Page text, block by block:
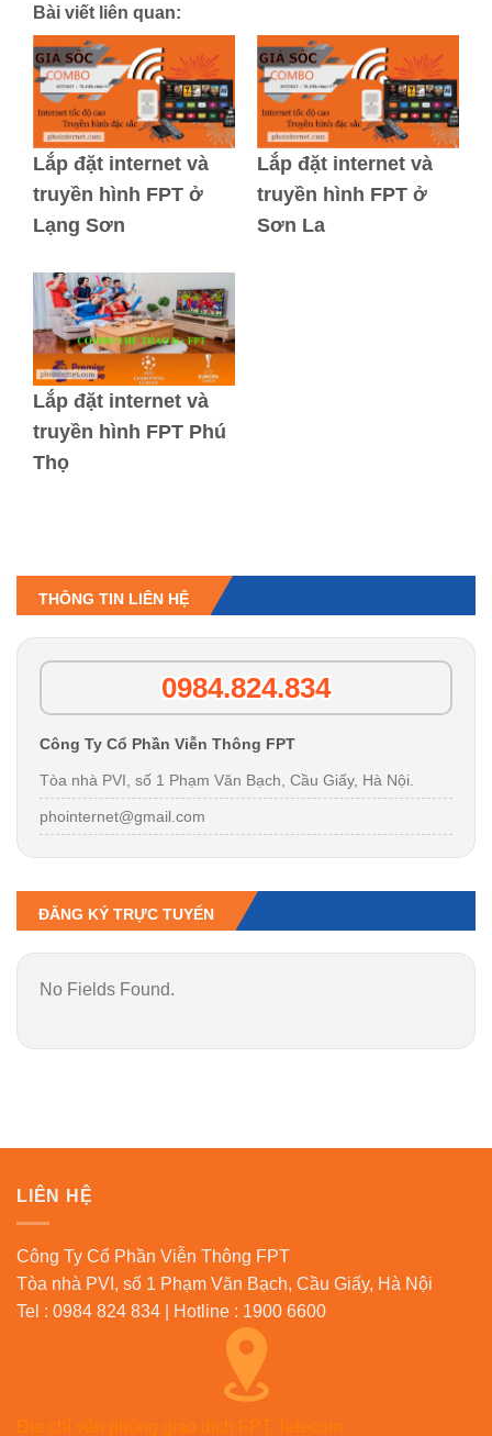
Bài viết liên quan:
Lắp đặt internet và
truyền hình FPT ở
Lạng Sơn
Lắp đặt internet và
truyền hình FPT ở
Sơn La
Lắp đặt internet và
truyền hình FPT Phú
Thọ
THÔNG TIN LIÊN HỆ
0984.824.834
Công Ty Cổ Phần Viễn Thông FPT
Tòa nhà PVI, số 1 Phạm Văn Bạch, Cầu Giấy, Hà Nội.
phointernet@gmail.com
ĐĂNG KÝ TRỰC TUYẾN
No Fields Found.
LIÊN HỆ
Công Ty Cổ Phần Viễn Thông FPT
Tòa nhà PVI, số 1 Phạm Văn Bạch, Cầu Giấy, Hà Nội
Tel : 0984 824 834 | Hotline : 1900 6600
Địa chỉ văn phòng giao dịch FPT Telecom